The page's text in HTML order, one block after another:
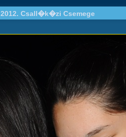
2012. Csall�k�zi Csemege